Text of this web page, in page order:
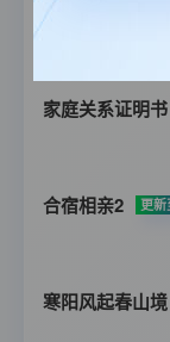
家庭关系证明书
合宿相亲2 更新
寒阳风起春山境